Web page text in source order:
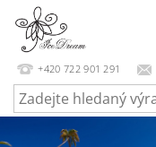
+420 722 901 291